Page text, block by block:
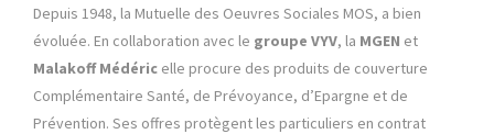
Depuis 1948, la Mutuelle des Oeuvres Sociales MOS, a bien
évoluée. En collaboration avec le groupe VYV, la MGEN et
Malakoff Médéric elle procure des produits de couverture
Complémentaire Santé, de Prévoyance, d’Epargne et de
Prévention. Ses offres protègent les particuliers en contrat